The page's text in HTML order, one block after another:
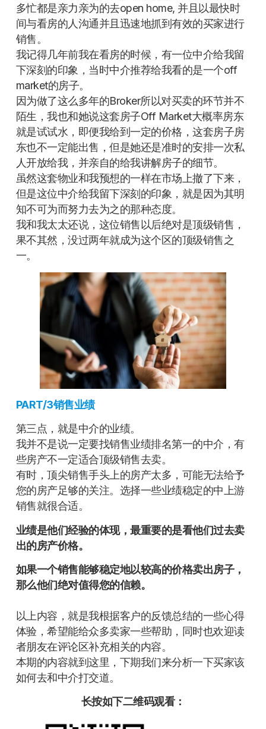
多忙都是亲力亲为的去open home, 并且以最快时
间与看房的人沟通并且迅速地抓到有效的买家进行
销售。
我记得几年前我在看房的时候，有一位中介给我留
下深刻的印象，当时中介推荐给我看的是一个off
market的房子。
因为做了这么多年的Broker所以对买卖的环节并不
陌生，我也和她说这套房子Off Market大概率房东
就是试试水，即便我给到一定的价格，这套房子房
东也不一定能出售，但是她还是准时的安排一次私
人开放给我，并亲自的给我讲解房子的细节。
虽然这套物业和我预想的一样在市场上撤了下来，
但是这位中介给我留下深刻的印象，就是因为其明
知不可为而努力去为之的那种态度。
我和我太太还说，这位销售以后绝对是顶级销售，
果不其然，没过两年就成为这个区的顶级销售之
一。
PART/3销售业绩
第三点，就是中介的业绩。
我并不是说一定要找销售业绩排名第一的中介，有
些房产不一定适合顶级销售去卖。
有时，顶尖销售手头上的房产太多，可能无法给予
您的房产足够的关注。选择一些业绩稳定的中上游
销售就很合适。
业绩是他们经验的体现，最重要的是看他们过去卖
出的房产价格。
如果一个销售能够稳定地以较高的价格卖出房子，
那么他们绝对值得您的信赖。
以上内容，就是我根据客户的反馈总结的一些心得
体验，希望能给众多卖家一些帮助，同时也欢迎读
者朋友在评论区补充相关的内容。
本期的内容就到这里，下期我们来分析一下买家该
如何去和中介打交道。
长按如下二维码观看：